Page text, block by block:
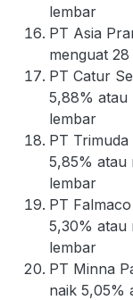
lembar
PT Asia
menguat
PT Catur
5,88% atau
lembar
PT
5,85% atau
lembar
PT
5,30% atau
lembar
PT Minna
naik 5,05%